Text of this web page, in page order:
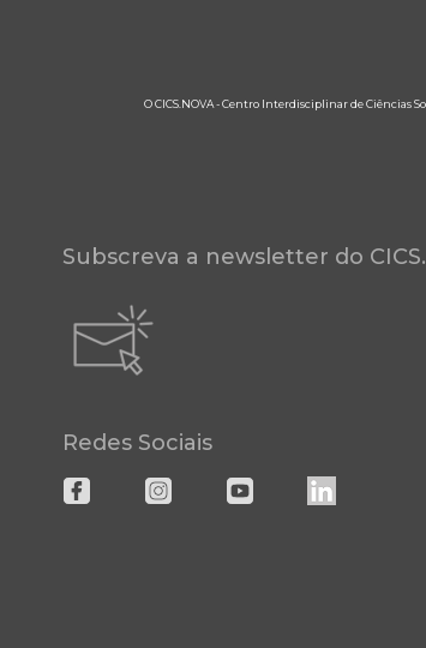
O CICS.NOVA - Centro Interdisciplinar de Ciências
Subscreva a newsletter do
Redes Sociais